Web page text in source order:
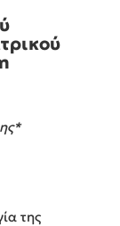
της